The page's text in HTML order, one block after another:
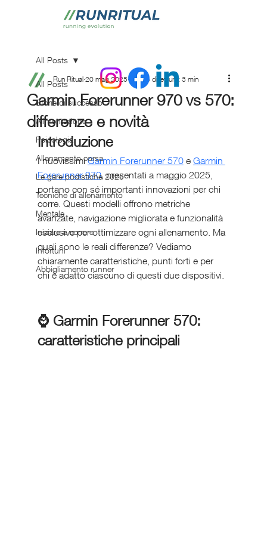
All Posts
Storie di successo
Alimentazione
Psicologia
Allenamento corsa
Le gare podistiche 2025
Tecniche di allenamento
Mentale
Iniziare a correre
Infortuni
Abbigliamento runner
All Posts
Garmin Forerunner 970 vs 570:
differenze e novità
Run Ritual 20 mag 2025 Tempo di lettura: 3 min
Introduzione
I nuovissimi Garmin Forerunner 570 e Garmin
Forerunner 970, presentati a maggio 2025,
portano con sé importanti innovazioni per chi
corre. Questi modelli offrono metriche
avanzate, navigazione migliorata e funzionalità
esclusive per ottimizzare ogni allenamento. Ma
quali sono le reali differenze? Vediamo
chiaramente caratteristiche, punti forti e per
chi è adatto ciascuno di questi due dispositivi.
⌚ Garmin Forerunner 570:
caratteristiche principali